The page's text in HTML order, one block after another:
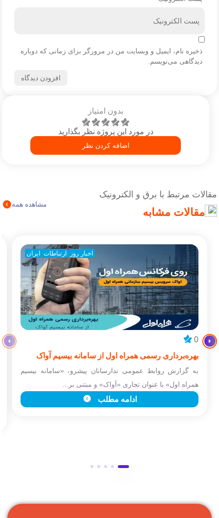
ذخیره نام، ایمیل و وبسایت من در مرورگر برای زمانی که دوباره
دیدگاهی می‌نویسم.
بدون امتیاز
در مورد این پروژه نظر بگذارید
اضافه کردن نظر
مقالات مرتبط با برق و الکترونیک
مقالات مشابه
مشاهده همه
اخبار روز ارتباطات ایران
0
بهره‌برداری رسمی همراه اول از سامانه بیسیم آواک
به گزارش روابط عمومی ندارسانان پیشرو، «سامانه بیسیم
همراه اول» با عنوان تجاری «آواک» و مبتنی بر...
ادامه مطلب